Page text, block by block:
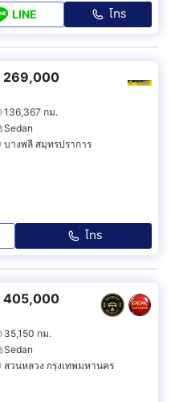
LINE โทร
269,000
136,367 กม.
Sedan
บางพลี สมุทรปราการ
โทร
405,000
35,150 กม.
Sedan
สวนหลวง กรุงเทพมหานคร